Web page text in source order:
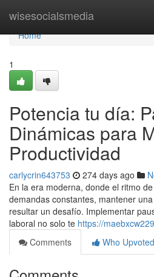
wisesocialsmedia
Home
Home
1
Potencia tu día:
Dinámicas para
Productividad
carlycrin643753 274 days ago
En la era moderna, donde el ritmo
demandas constantes, mantener
resultar un desafío. Implementar
laboral no solo te https://
Comments
Who Upvoted